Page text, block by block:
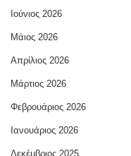
Ιούνιος 2026
Μάιος 2026
Απρίλιος 2026
Μάρτιος 2026
Φεβρουάριος 2026
Ιανουάριος 2026
Δεκέμβριος 2025